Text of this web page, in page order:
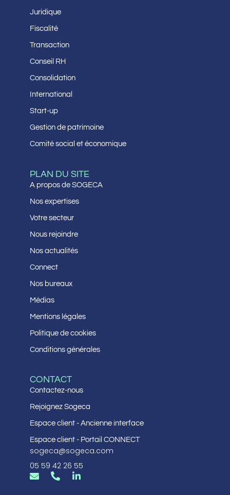
PLAN DU SITE
A propos de SOGECA
Nos expertises
Votre secteur
Nous rejoindre
Nos actualités
Connect
Nos bureaux
Médias
Mentions légales
Politique de cookies
Conditions générales
Juridique
Fiscalité
Transaction
Conseil RH
Consolidation
International
Start-up
Gestion de patrimoine
Comité social et économique
CONTACT
Contactez-nous
Rejoignez Sogeca
Espace client - Ancienne interface
Espace client - Portail CONNECT
sogeca@sogeca.com
05 59 42 26 55